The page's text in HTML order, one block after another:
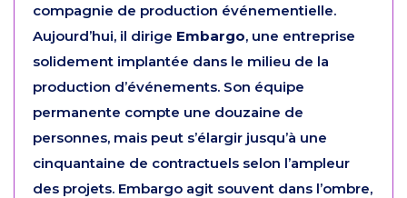
compagnie de production événementielle.
Aujourd’hui, il dirige Embargo, une entreprise
solidement implantée dans le milieu de la
production d’événements. Son équipe
permanente compte une douzaine de
personnes, mais peut s’élargir jusqu’à une
cinquantaine de contractuels selon l’ampleur
des projets. Embargo agit souvent dans l’ombre,